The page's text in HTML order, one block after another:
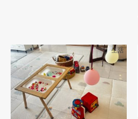
生活